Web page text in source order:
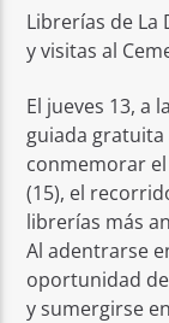
Librerías de La
y visitas al
El jueves 13, a
guiada gratuita
conmemorar el
(15), el
librerías más
Al adentrarse
oportunidad
y sumergirse